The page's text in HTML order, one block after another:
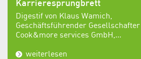
Karrieresprungbrett
Digestif von Klaus Wamich,
Geschäftsführender Gesellschafter
Cook&more services GmbH,...
weiterlesen